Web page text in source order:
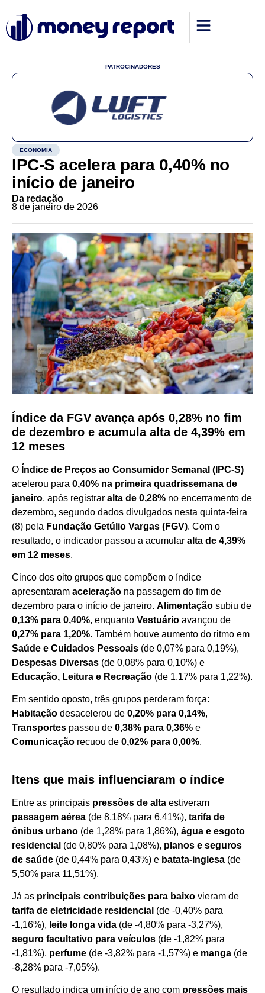
PATROCINADORES
ECONOMIA
IPC-S acelera para 0,40% no
início de janeiro
Da redação
8 de janeiro de 2026
Índice da FGV avança após 0,28% no fim
de dezembro e acumula alta de 4,39% em
12 meses
O Índice de Preços ao Consumidor Semanal (IPC-S)
acelerou para 0,40% na primeira quadrissemana de
janeiro, após registrar alta de 0,28% no encerramento de
dezembro, segundo dados divulgados nesta quinta-feira
(8) pela Fundação Getúlio Vargas (FGV). Com o
resultado, o indicador passou a acumular alta de 4,39%
em 12 meses.
Cinco dos oito grupos que compõem o índice
apresentaram aceleração na passagem do fim de
dezembro para o início de janeiro. Alimentação subiu de
0,13% para 0,40%, enquanto Vestuário avançou de
0,27% para 1,20%. Também houve aumento do ritmo em
Saúde e Cuidados Pessoais (de 0,07% para 0,19%),
Despesas Diversas (de 0,08% para 0,10%) e
Educação, Leitura e Recreação (de 1,17% para 1,22%).
Em sentido oposto, três grupos perderam força:
Habitação desacelerou de 0,20% para 0,14%,
Transportes passou de 0,38% para 0,36% e
Comunicação recuou de 0,02% para 0,00%.
Itens que mais influenciaram o índice
Entre as principais pressões de alta estiveram
passagem aérea (de 8,18% para 6,41%), tarifa de
ônibus urbano (de 1,28% para 1,86%), água e esgoto
residencial (de 0,80% para 1,08%), planos e seguros
de saúde (de 0,44% para 0,43%) e batata-inglesa (de
5,50% para 11,51%).
Já as principais contribuições para baixo vieram de
tarifa de eletricidade residencial (de -0,40% para
-1,16%), leite longa vida (de -4,80% para -3,27%),
seguro facultativo para veículos (de -1,82% para
-1,81%), perfume (de -3,82% para -1,57%) e manga (de
-8,28% para -7,05%).
O resultado indica um início de ano com pressões mais